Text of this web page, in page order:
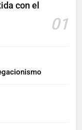
con el
01